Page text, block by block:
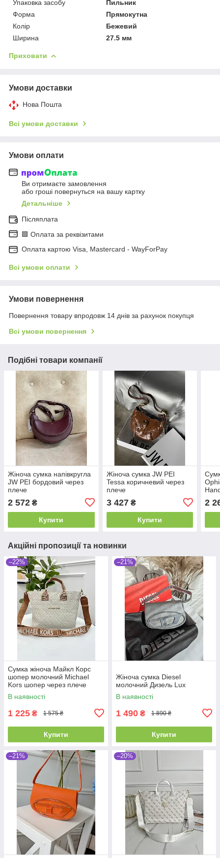
Упаковка засобу
Пильник
Форма
Прямокутна
Колір
Бежевий
Ширина
27.5 мм
Приховати
Умови доставки
Нова Пошта
Всі умови доставки
Умови оплати
Ви отримаєте замовлення
або гроші повернуться на вашу картку
Детальніше
Післяплата
🟩 Оплата за реквізитами
Оплата картою Visa, Mastercard - WayForPay
Всі умови оплати
Умови повернення
Повернення товару впродовж 14 днів за рахунок покупця
Всі умови повернення
Подібні товари компанії
Жіноча сумка напівкругла
JW PEI бордовий через
плече
2 572 ₴
Купити
Жіноча сумка JW PEI
Tessa коричневий через
плече
3 427₴
Купити
2
Акційні пропозиції та новинки
–22%
Сумка жіноча Майкл Корс
шопер молочний Michael
Kors шопер через плече
В наявності
1 225 ₴ 1 575 ₴
Купити
–21%
Жіноча сумка Diesel
молочний Дизель Lux
В наявності
1 490 ₴ 1 890 ₴
Купити
–21% –20%